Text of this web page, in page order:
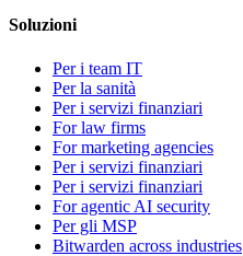
Soluzioni
Per i team IT
Per la sanità
Per i servizi finanziari
For law firms
For marketing agencies
Per i servizi finanziari
Per i servizi finanziari
For agentic AI security
Per gli MSP
Bitwarden across industries